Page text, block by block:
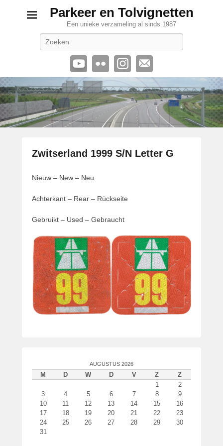
Parkeer en Tolvignetten
Een unieke verzameling al sinds 1987
Zwitserland 1999 S/N Letter G
e
l
a
s
t
o
p
7
u
Nieuw – New – Neu
Achterkant – Rear – Rückseite
Gebruikt – Used – Gebraucht
AUGUSTUS 2026
M D W D V Z
Z
1
2
3
4 5 6 7 8
9
10
11 12 13 14 15
16
17
18 19 20 21 22
23
24
25 26 27 28 29
30
31